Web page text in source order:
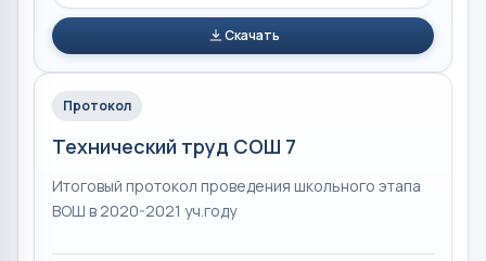
Скачать
Протокол
Технический труд СОШ 7
Итоговый протокол проведения школьного этапа
ВОШ в 2020-2021 уч.году